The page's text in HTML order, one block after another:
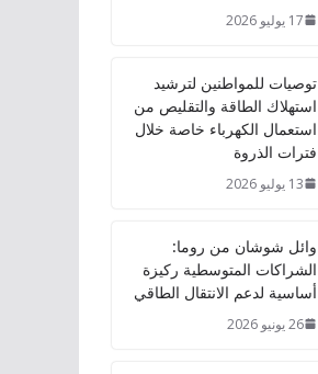
17 يوليو 2026
توصيات للمواطنين لترشيد
استهلاك الطاقة والتقليص من
استعمال الكهرباء خاصة خلال
فترات الذروة
13 يوليو 2026
وائل شوشان من روما:
الشراكات المتوسطية ركيزة
أساسية لدعم الانتقال الطاقي
26 يونيو 2026